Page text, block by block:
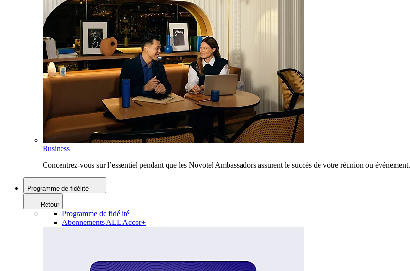
Business
Concentrez-vous sur l’essentiel pendant que les Novotel Ambassadors assurent le succès de votre réunion ou événement.
Programme de fidélité
Retour
Programme de fidélité
Abonnements ALL Accor+